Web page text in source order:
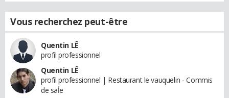
Vous recherchez peut-être
Quentin LÊ
profil professionnel
Quentin LÊ
profil professionnel | Restaurant le vauquelin - Commis
de saĺe